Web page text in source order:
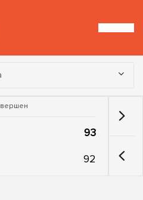
93
92